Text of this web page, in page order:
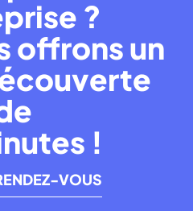
?
offrons un
!
VOUS